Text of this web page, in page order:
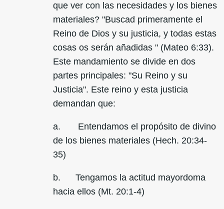
que ver con las necesidades y los bienes
materiales? "Buscad primeramente el
Reino de Dios y su justicia, y todas estas
cosas os serán añadidas " (Mateo 6:33).
Este mandamiento se divide en dos
partes principales: "Su Reino y su
Justicia". Este reino y esta justicia
demandan que:
a. Entendamos el propósito de divino
de los bienes materiales (Hech. 20:34-
35)
b. Tengamos la actitud mayordoma
hacia ellos (Mt. 20:1-4)